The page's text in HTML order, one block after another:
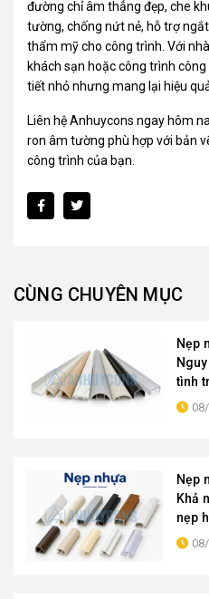
đường chỉ âm thẳng đẹp, che
tường, chống nứt nẻ, hỗ trợ
thẩm mỹ cho công trình. Với
khách sạn hoặc công trình
tiết nhỏ nhưng mang lại hiệu
Liên hệ Anhuycons ngay hôm
ron âm tường phù hợp với bản
công trình của bạn.
CÙNG CHUYÊN MỤC
Nẹp
tình
Nẹp
Khả
nẹp